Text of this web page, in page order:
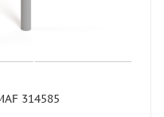
314585